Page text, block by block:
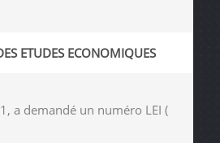
ETUDES ECONOMIQUES
a demandé un numéro LEI (